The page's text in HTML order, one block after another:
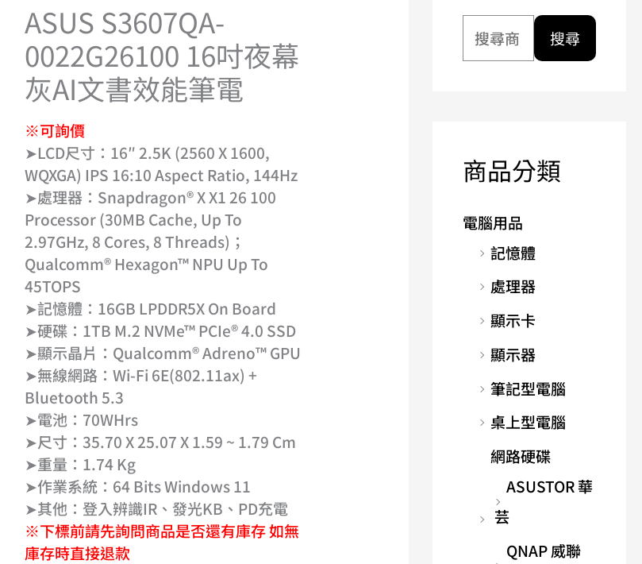
ASUS S3607QA-
0022G26100 16吋夜幕
灰AI文書效能筆電
※可詢價
➤LCD尺寸：16″ 2.5K (2560 X 1600,
WQXGA) IPS 16:10 Aspect Ratio, 144Hz
➤處理器：Snapdragon® X X1 26 100
Processor (30MB Cache, Up To
2.97GHz, 8 Cores, 8 Threads)；
Qualcomm® Hexagon™ NPU Up To
45TOPS
➤記憶體：16GB LPDDR5X On Board
➤硬碟：1TB M.2 NVMe™ PCIe® 4.0 SSD
➤顯示晶片：Qualcomm® Adreno™ GPU
➤無線網路：Wi-Fi 6E(802.11ax) +
Bluetooth 5.3
➤電池：70WHrs
➤尺寸：35.70 X 25.07 X 1.59 ~ 1.79 Cm
➤重量：1.74 Kg
➤作業系統：64 Bits Windows 11
➤其他：登入辨識IR、發光KB、PD充電
※下標前請先詢問商品是否還有庫存 如無
庫存時直接退款
搜尋
商品分類
電腦用品
記憶體
處理器
顯示卡
顯示器
筆記型電腦
桌上型電腦
網路硬碟
ASUSTOR 華
芸
QNAP 威聯